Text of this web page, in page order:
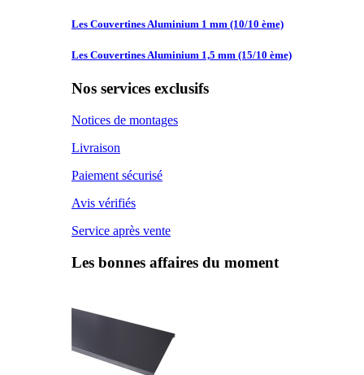
Les CouvertinesAluminium 1 mm (10/10 ème)
Les CouvertinesAluminium 1,5 mm (15/10 ème)
Nos services exclusifs
Notices de montages
Livraison
Paiement sécurisé
Avis vérifiés
Service après vente
Les bonnes affaires du moment